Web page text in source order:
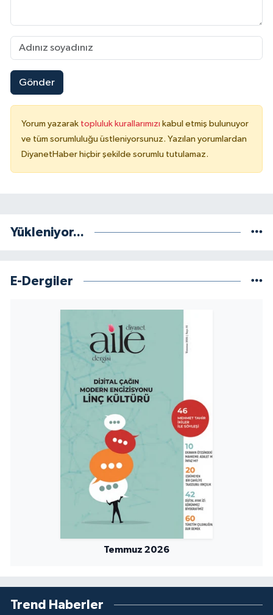
Gönder
Yorum yazarak topluluk kurallarımızı kabul etmiş bulunuyor
ve tüm sorumluluğu üstleniyorsunuz. Yazılan yorumlardan
DiyanetHaber hiçbir şekilde sorumlu tutulamaz.
Yükleniyor...
E-Dergiler
Temmuz 2026
Trend Haberler
Kars Müftülüğü
Kastamonu Müftülüğü
Kilis Müftülüğü
Kırıkkale Müftülüğü
Kırşehir Müftülüğü
Kütahya Müftülüğü
Malatya Müftülüğü
Manisa Müftülüğü
Mardin Müftülüğü
Mersin Müftülüğü
Muğla Müftülüğü
Nevşehir Müftülüğü
Ordu Müftülüğü